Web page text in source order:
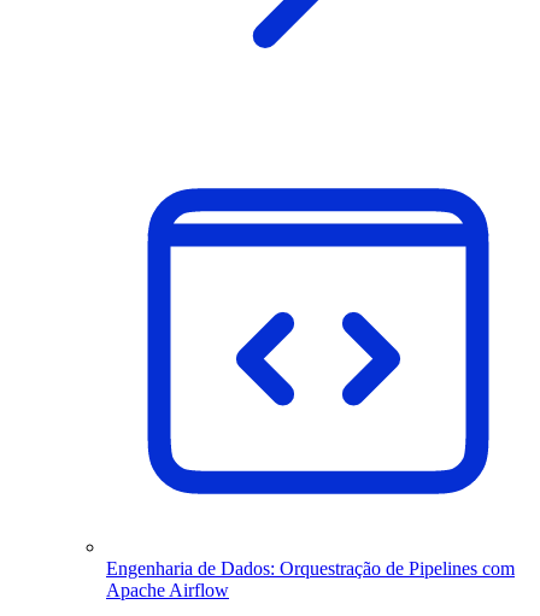
Engenharia de Dados: Orquestração de Pipelines com
Apache Airflow